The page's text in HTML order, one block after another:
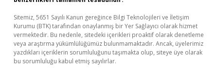
Sitemiz, 5651 Sayılı Kanun gereğince Bilgi Teknolojileri ve İletişim
Kurumu (BTK) tarafından onaylanmış bir Yer Sağlayıcı olarak hizmet
vermektedir. Bu nedenle, sitedeki içerikleri proaktif olarak denetleme
veya araştırma yükümlülüğümüz bulunmamaktadır. Ancak, üyelerimiz
yazdıkları içeriklerin sorumluluğunu taşımakta olup, siteye üye olarak
bu sorumluluğu kabul etmiş sayılırlar.